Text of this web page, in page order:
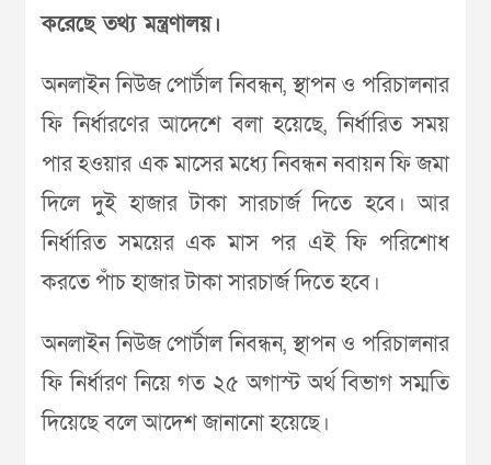
করেছে তথ্য মন্ত্রণালয়।
অনলাইন নিউজ পোর্টাল নিবন্ধন, স্থাপন ও পরিচালনার
ফি নির্ধারণের আদেশে বলা হয়েছে, নির্ধারিত সময়
পার হওয়ার এক মাসের মধ্যে নিবন্ধন নবায়ন ফি জমা
দিলে দুই হাজার টাকা সারচার্জ দিতে হবে। আর
নির্ধারিত সময়ের এক মাস পর এই ফি পরিশোধ
করতে পাঁচ হাজার টাকা সারচার্জ দিতে হবে।
অনলাইন নিউজ পোর্টাল নিবন্ধন, স্থাপন ও পরিচালনার
ফি নির্ধারণ নিয়ে গত ২৫ অগাস্ট অর্থ বিভাগ সম্মতি
দিয়েছে বলে আদেশ জানানো হয়েছে।